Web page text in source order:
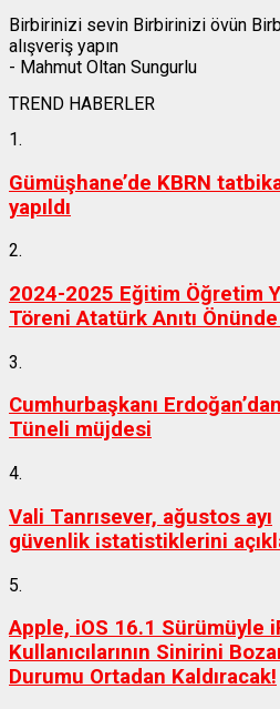
Birbirinizi sevin Birbirinizi övün
alışveriş yapın
- Mahmut Oltan Sungurlu
TREND HABERLER
1.
Gümüşhane’de KBRN
yapıldı
2.
2024-2025 Eğitim Öğretim
Töreni Atatürk Anıtı Önünde
3.
Cumhurbaşkanı
Tüneli müjdesi
4.
Vali Tanrısever, ağustos ayı
güvenlik istatistiklerini
5.
Apple, iOS 16.1 Sürümüyle
Kullanıcılarının Sinirini
Durumu Ortadan Kaldıracak!